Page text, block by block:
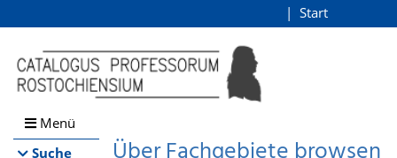
Browsen
direkt zum Inhalt
Start
Menü
Suche